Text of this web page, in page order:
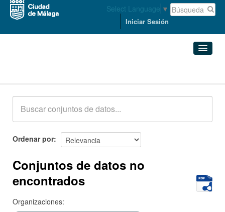
Select Language ▼
Iniciar Sesión
Acerca de
Ordenar por
Conjuntos de datos no
encontrados
Organizaciones: